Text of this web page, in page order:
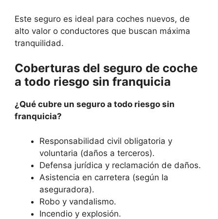
Este seguro es ideal para coches nuevos, de
alto valor o conductores que buscan máxima
tranquilidad.
Coberturas del seguro de coche
a todo riesgo sin franquicia
¿Qué cubre un seguro a todo riesgo sin
franquicia?
Responsabilidad civil obligatoria y
voluntaria (daños a terceros).
Defensa jurídica y reclamación de daños.
Asistencia en carretera (según la
aseguradora).
Robo y vandalismo.
Incendio y explosión.